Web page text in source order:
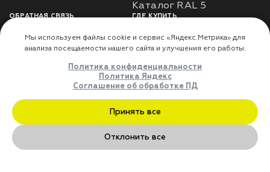
Каталог RAL 5
ОБРАТНАЯ СВЯЗЬ
Использование
использования личных
Оферта
ГДЕ КУПИТЬ
Доставка
Где купить
ДЛЯ ПАРТНЁРОВ
Преимущества